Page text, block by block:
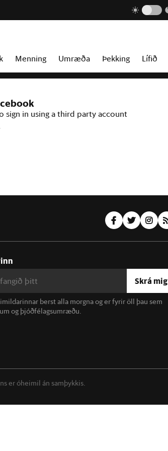
Menning Umræða Þekking Lífið
sign in using a third party account
Skrá mig
berst alla morgna og er fyrir öll þau sem
og þjóðfélagsumræðu.
er óheimil án samþykkis.